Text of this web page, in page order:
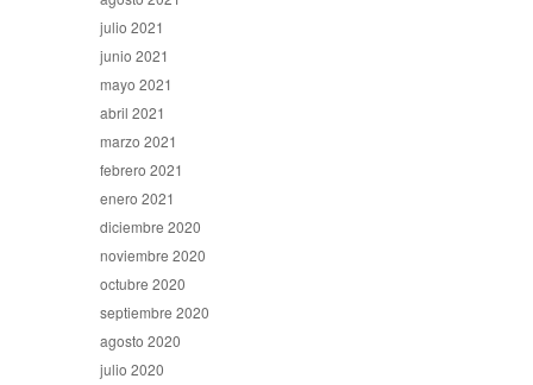
julio 2021
junio 2021
mayo 2021
abril 2021
marzo 2021
febrero 2021
enero 2021
diciembre 2020
noviembre 2020
octubre 2020
septiembre 2020
agosto 2020
julio 2020